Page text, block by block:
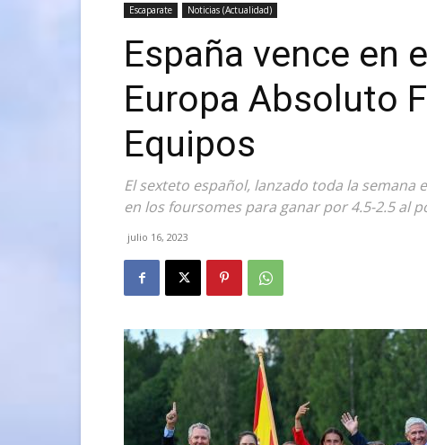
Escaparate Noticias (Actualidad)
España vence en
Europa Absoluto
Equipos
El sexteto español, lanzado toda la
en los foursomes para ganar por 4.5-2.5 al
julio 16, 2023